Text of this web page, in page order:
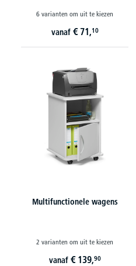
6 varianten om uit te kiezen
vanaf € 71,10
Multifunctionele wagens
2 varianten om uit te kiezen
vanaf € 139,90